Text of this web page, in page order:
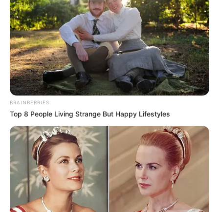
BRAINBERRIES
Top 8 People Living Strange But Happy Lifestyles